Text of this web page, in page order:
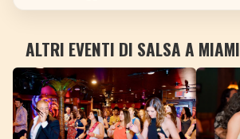
ALTRI EVENTI DI SALSA A MIAMI